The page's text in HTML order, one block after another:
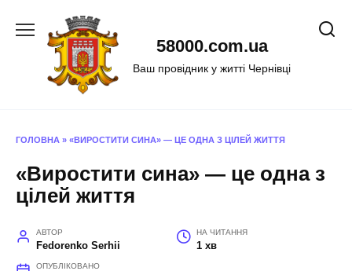
58000.com.ua
Ваш провідник у житті Чернівці
ГОЛОВНА » «ВИРОСТИТИ СИНА» — ЦЕ ОДНА З ЦІЛЕЙ ЖИТТЯ
«Виростити сина» — це одна з
цілей життя
АВТОР
Fedorenko Serhii
НА ЧИТАННЯ
1 хв
ОПУБЛІКОВАНО